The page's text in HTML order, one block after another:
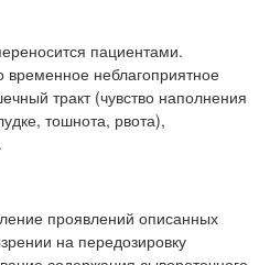
пациентами.
временное неблагоприятное
тракт (чувство наполнения
тошнота, рвота),
проявлений описанных
на передозировку